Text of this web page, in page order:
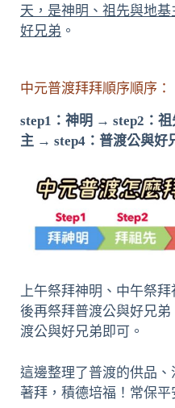
天，是神明、祖先與地
好兄弟 。
中元普渡拜拜順序順序：
step1： 神明 → step2： 祖
主 → step4： 普渡公與好
上午祭拜神明、中午祭
後再祭拜普渡公與好兄
渡公與好兄弟即可。
這邊整理了普渡的供品
著拜，積德培福！常保平